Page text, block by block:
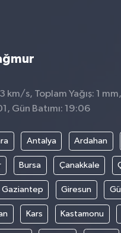
km/s, Toplam Yağış: 1
Gün Batımı: 19:06
Antalya Ardahan
Bursa Çanakkale
Gaziantep Giresun
Kars Kastamonu